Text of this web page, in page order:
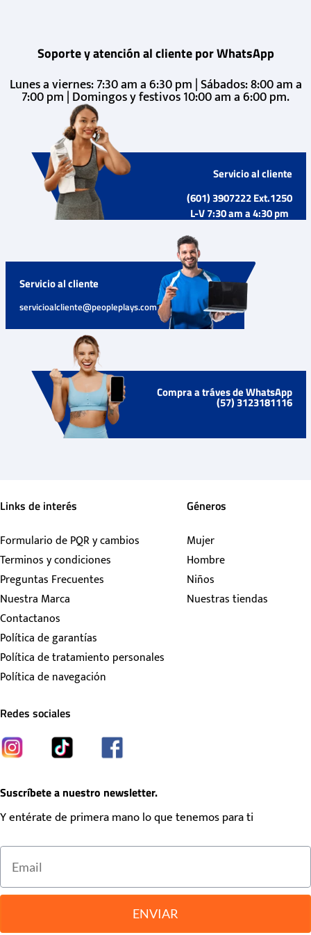
Soporte y atención al cliente por WhatsApp
Lunes a viernes: 7:30 am a 6:30 pm | Sábados: 8:00 am a
7:00 pm | Domingos y festivos 10:00 am a 6:00 pm.
Servicio al cliente
(601) 3907222 Ext.1250
L-V 7:30 am a 4:30 pm
Servicio al cliente
servicioalcliente@peopleplays.com
Compra a tráves de WhatsApp
(57) 3123181116
Links de interés
Formulario de PQR y cambios
Terminos y condiciones
Preguntas Frecuentes
Nuestra Marca
Contactanos
Política de garantías
Política de tratamiento personales
Política de navegación
Géneros
Mujer
Hombre
Niños
Nuestras tiendas
Redes sociales
Suscríbete a nuestro newsletter.
Y entérate de primera mano lo que tenemos para ti
ENVIAR